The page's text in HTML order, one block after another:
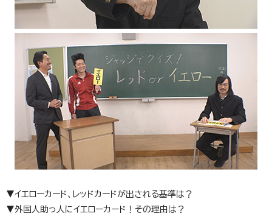
▼イエローカード、レッドカードが出される基準は？
▼外国人助っ人にイエローカード！その理由は？